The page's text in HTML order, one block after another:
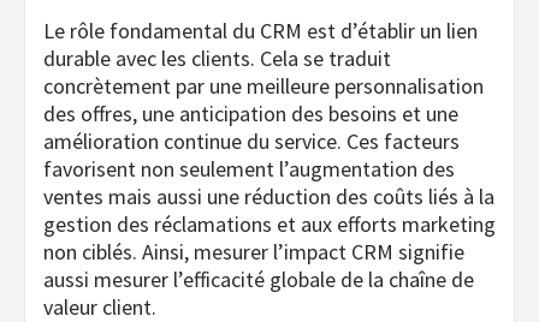
Le rôle fondamental du CRM est d’établir un lien
durable avec les clients. Cela se traduit
concrètement par une meilleure personnalisation
des offres, une anticipation des besoins et une
amélioration continue du service. Ces facteurs
favorisent non seulement l’augmentation des
ventes mais aussi une réduction des coûts liés à la
gestion des réclamations et aux efforts marketing
non ciblés. Ainsi, mesurer l’impact CRM signifie
aussi mesurer l’efficacité globale de la chaîne de
valeur client.